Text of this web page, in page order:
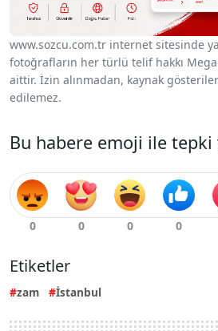
www.sozcu.com.tr internet sitesinde
fotoğrafların her türlü telif hakkı Mega
aittir. İzin alınmadan, kaynak
edilemez.
Bu habere emoji ile tepki
Etiketler
zam İstanbul